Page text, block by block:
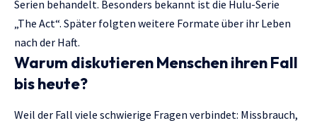
Serien behandelt. Besonders bekannt ist die Hulu-Serie
„The Act“. Später folgten weitere Formate über ihr Leben
nach der Haft.
Warum diskutieren Menschen ihren Fall
bis heute?
Weil der Fall viele schwierige Fragen verbindet: Missbrauch,